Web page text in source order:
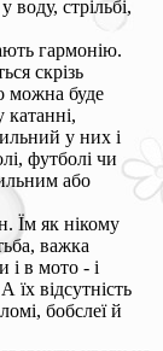
воду, стрільбі,
гармонію.
скрізь
можна буде
катанні,
у них і
футболі чи
або
Їм як нікому
важка
і в мото - і
їх відсутність
бобслеї й